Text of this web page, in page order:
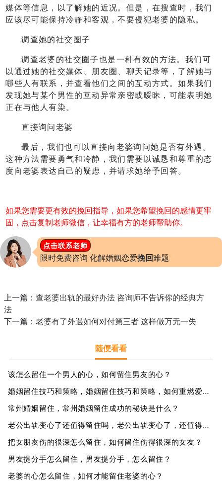
媒体等信息，以了解她的近况。但是，在搜查时，我们
应该尽可能保持冷静和客观，不要侵犯老婆的隐私。
调查她的社交圈子
调查老婆的社交圈子也是一种有效的方法。我们可
以通过她的社交媒体、朋友圈、聊天记录等，了解她与
哪些人有联系，并查看他们之间的互动方式。如果我们
发现她与某个男性的互动异常亲密或暧昧，可能表明她
正在与他人有染。
直接询问老婆
最后，我们也可以直接向老婆询问她是否有外遇。
这种方法需要勇气和冷静，我们需要以诚恳和尊重的态
度向老婆表达自己的疑虑，并请求她给予回答。
如果您需要更有效的挽回指导，如果您希望挽回的感情更牢
固，点击复制老师微信，让幸福有方的老师帮助你。
点击联系老师
限时免费咨询 化解婚姻恋爱挽回难题
上一篇： 查老婆出轨的最好办法 咨询师不告诉你的经典方
法
下一篇： 老婆有了外遇如何对付第三者 这样做万无一失
随便看看
该怎么留住一个男人的心，如何留住男友的心？
婚姻留住技巧和策略，婚姻留住技巧和策略，如何重燃爱与激情？
常州婚姻留住，常州婚姻留住成功的秘诀是什么？
老公出轨变心了还值得留住吗，老公出轨变心了，还值得留住吗？
把女朋友伤的很深怎么留住，如何留住伤得很深的女友？
男友提分手怎么留住，男友提分手，怎么留住？
老婆的心怎么留住，如何才能留住老婆的心？